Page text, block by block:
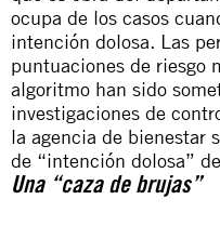
ocupa de los casos
intención dolosa. Las
puntuaciones de riesgo
algoritmo han sido
investigaciones de
la agencia de bienestar
de “intención dolosa”
Una “caza de brujas”